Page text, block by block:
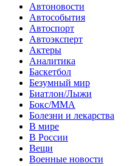
Автоновости
Автособытия
Автоспорт
Автоэксперт
Актеры
Аналитика
Баскетбол
Безумный мир
Биатлон/Лыжи
Бокс/MMA
Болезни и лекарства
В мире
В России
Вещи
Военные новости